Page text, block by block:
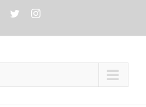
Facebook
TwitterInstagram